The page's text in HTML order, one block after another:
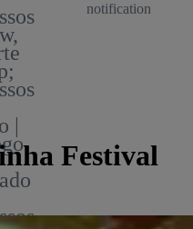
|
notification
Festival